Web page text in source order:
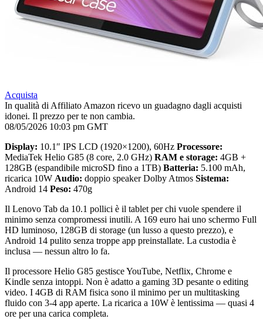
Acquista
In qualità di Affiliato Amazon ricevo un guadagno dagli acquisti
idonei. Il prezzo per te non cambia.
08/05/2026 10:03 pm GMT
Display: 10.1″ IPS LCD (1920×1200), 60Hz Processore:
MediaTek Helio G85 (8 core, 2.0 GHz) RAM e storage: 4GB +
128GB (espandibile microSD fino a 1TB) Batteria: 5.100 mAh,
ricarica 10W Audio: doppio speaker Dolby Atmos Sistema:
Android 14 Peso: 470g
Il Lenovo Tab da 10.1 pollici è il tablet per chi vuole spendere il
minimo senza compromessi inutili. A 169 euro hai uno schermo Full
HD luminoso, 128GB di storage (un lusso a questo prezzo), e
Android 14 pulito senza troppe app preinstallate. La custodia è
inclusa — nessun altro lo fa.
Il processore Helio G85 gestisce YouTube, Netflix, Chrome e
Kindle senza intoppi. Non è adatto a gaming 3D pesante o editing
video. I 4GB di RAM fisica sono il minimo per un multitasking
fluido con 3-4 app aperte. La ricarica a 10W è lentissima — quasi 4
ore per una carica completa.